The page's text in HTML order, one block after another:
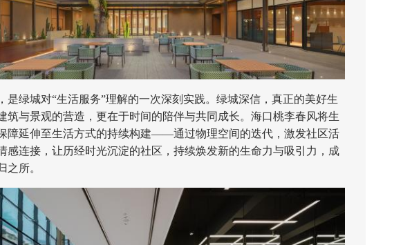
绿城对“生活服务”理解的一次深刻实践。绿城深信，真正的美好生
筑与景观的营造，更在于时间的陪伴与共同成长。海口桃李春风将生
障延伸至生活方式的持续构建——通过物理空间的迭代，激发社区活
感连接，让历经时光沉淀的社区，持续焕发新的生命力与吸引力，成
之所。